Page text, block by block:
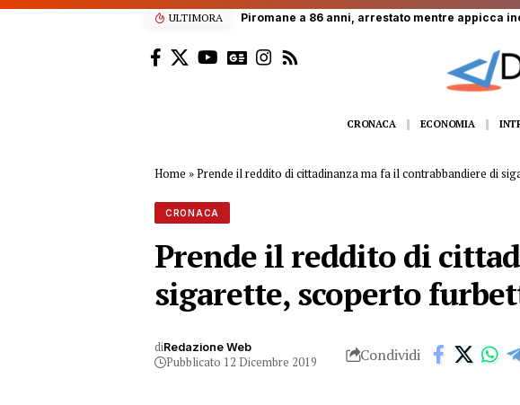
ULTIMORA Piromane a 86 anni, arrestato mentre appicca
CRONACA ECONOMIA
Home »Prende il reddito di cittadinanza ma fa il contrabbandiere di
CRONACA
Prende il reddito di
sigarette, scoperto
diRedazione Web
Pubblicato 12 Dicembre 2019 Condividi